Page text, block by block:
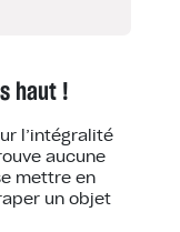
haut !
l’intégralité
aucune
mettre en
un objet